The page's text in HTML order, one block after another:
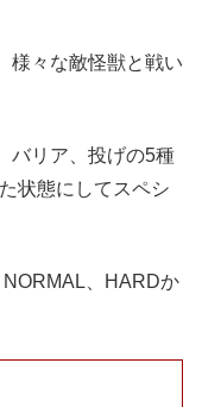
様々な敵怪獣と戦い
バリア、投げの5種
状態にしてスペシ
、HARDか